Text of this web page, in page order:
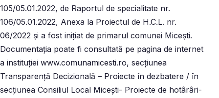
105/05.01.2022, de Raportul de specialitate nr.
106/05.01.2022, Anexa la Proiectul de H.C.L. nr.
06/2022 şi a fost iniţiat de primarul comunei Miceşti.
Documentaţia poate fi consultată pe pagina de internet
a instituţiei www.comunamicesti.ro, secţiunea
Transparenţă Decizională – Proiecte în dezbatere / în
secţiunea Consiliul Local Miceşti- Proiecte de hotârâri-